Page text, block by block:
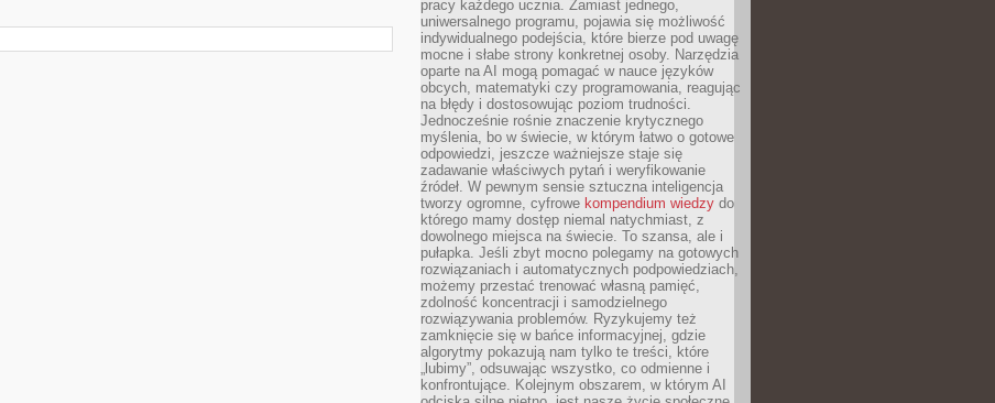
pracy każdego ucznia. Zamiast jednego,
uniwersalnego programu, pojawia się możliwość
indywidualnego podejścia, które bierze pod uwagę
mocne i słabe strony konkretnej osoby. Narzędzia
oparte na AI mogą pomagać w nauce języków
obcych, matematyki czy programowania, reagując
na błędy i dostosowując poziom trudności.
Jednocześnie rośnie znaczenie krytycznego
myślenia, bo w świecie, w którym łatwo o gotowe
odpowiedzi, jeszcze ważniejsze staje się
zadawanie właściwych pytań i weryfikowanie
źródeł. W pewnym sensie sztuczna inteligencja
tworzy ogromne, cyfrowe kompendium wiedzy do
którego mamy dostęp niemal natychmiast, z
dowolnego miejsca na świecie. To szansa, ale i
pułapka. Jeśli zbyt mocno polegamy na gotowych
rozwiązaniach i automatycznych podpowiedziach,
możemy przestać trenować własną pamięć,
zdolność koncentracji i samodzielnego
rozwiązywania problemów. Ryzykujemy też
zamknięcie się w bańce informacyjnej, gdzie
algorytmy pokazują nam tylko te treści, które
„lubimy”, odsuwając wszystko, co odmienne i
konfrontujące. Kolejnym obszarem, w którym AI